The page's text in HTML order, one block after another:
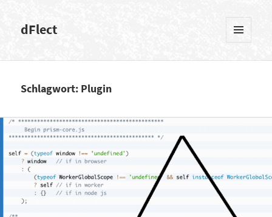
dFlect
Schlagwort: Plugin